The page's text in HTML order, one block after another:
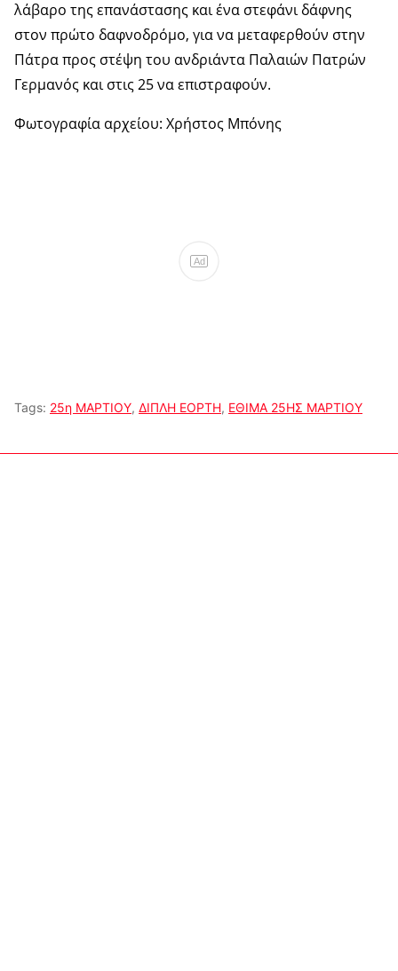
λάβαρο της επανάστασης και ένα στεφάνι δάφνης
στον πρώτο δαφνοδρόμο, για να μεταφερθούν στην
Πάτρα προς στέψη του ανδριάντα Παλαιών Πατρών
Γερμανός και στις 25 να επιστραφούν.
Φωτογραφία αρχείου: Χρήστος Μπόνης
Ad
Tags: 25η ΜΑΡΤΙΟΥ, ΔΙΠΛΗ ΕΟΡΤΗ, ΕΘΙΜΑ 25ΗΣ ΜΑΡΤΙΟΥ